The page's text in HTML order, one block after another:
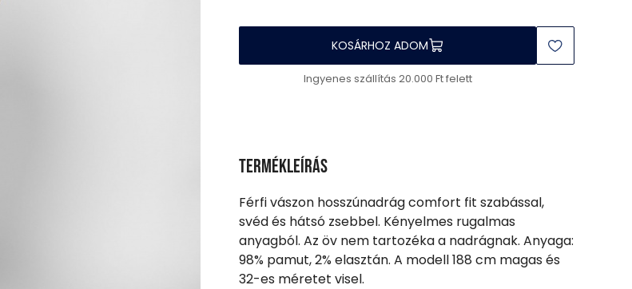
KOSÁRHOZ ADOM
Ingyenes szállítás 20.000 Ft felett
Termékleírás
Férfi vászon hosszúnadrág comfort fit szabással,
svéd és hátsó zsebbel. Kényelmes rugalmas
anyagból. Az öv nem tartozéka a nadrágnak. Anyaga:
98% pamut, 2% elasztán. A modell 188 cm magas és
32-es méretet visel.